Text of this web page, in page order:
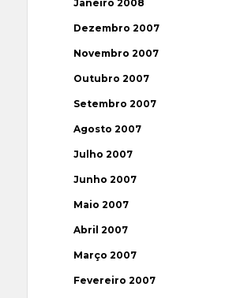
Janeiro 2008
Dezembro 2007
Novembro 2007
Outubro 2007
Setembro 2007
Agosto 2007
Julho 2007
Junho 2007
Maio 2007
Abril 2007
Março 2007
Fevereiro 2007